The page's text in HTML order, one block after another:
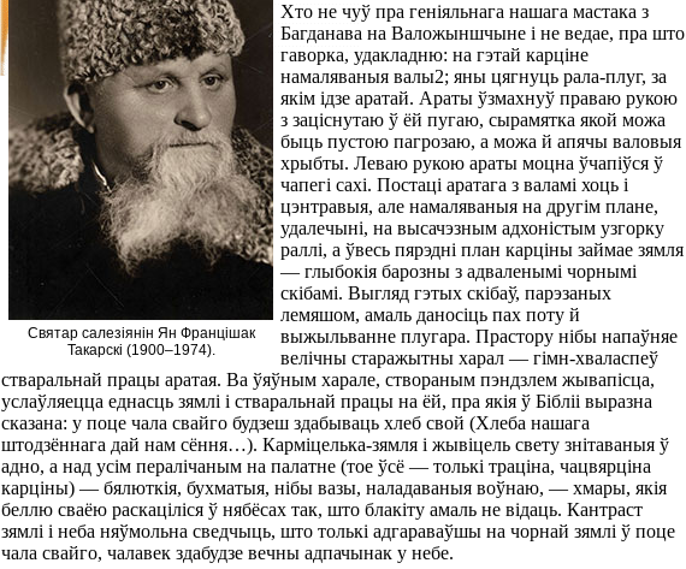
Святар салезіянін Ян Францішак
Такарскі (1900–1974).
Хто не чуў пра геніяльнага нашага мастака з
Багданава на Валожыншчыне і не ведае, пра што
гаворка, удакладню: на гэтай карціне
намаляваныя валы2; яны цягнуць рала-плуг, за
якім ідзе аратай. Араты ўзмахнуў праваю рукою
з заціснутаю ў ёй пугаю, сырамятка якой можа
быць пустою пагрозаю, а можа й апячы валовыя
хрыбты. Леваю рукою араты моцна ўчапіўся ў
чапегі сахі. Постаці аратага з валамі хоць і
цэнтравыя, але намаляваныя на другім плане,
удалечыні, на высачэзным адхоністым узгорку
раллі, а ўвесь пярэдні план карціны займае зямля
— глыбокія барозны з адваленымі чорнымі
скібамі. Выгляд гэтых скібаў, парэзаных
лемяшом, амаль даносіць пах поту й
выжыльванне плугара. Прастору нібы напаўняе
велічны старажытны харал — гімн-хваласпеў
стваральнай працы аратая. Ва ўяўным харале, створаным пэндзлем жывапісца,
услаўляецца еднасць зямлі і стваральнай працы на ёй, пра якія ў Бібліі выразна
сказана: у поце чала свайго будзеш здабываць хлеб свой (Хлеба нашага
штодзённага дай нам сёння…). Карміцелька-зямля і жывіцель свету знітаваныя ў
адно, а над усім пералічаным на палатне (тое ўсё — толькі траціна, чацвярціна
карціны) — бялюткія, бухматыя, нібы вазы, наладаваныя воўнаю, — хмары, якія
беллю сваёю раскаціліся ў нябёсах так, што блакіту амаль не відаць. Кантраст
зямлі і неба няўмольна сведчыць, што толькі адгараваўшы на чорнай зямлі ў поце
чала свайго, чалавек здабудзе вечны адпачынак у небе.